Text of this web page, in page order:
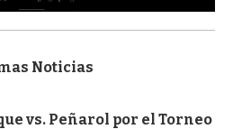
Noticias
vs. Peñarol por el Torneo